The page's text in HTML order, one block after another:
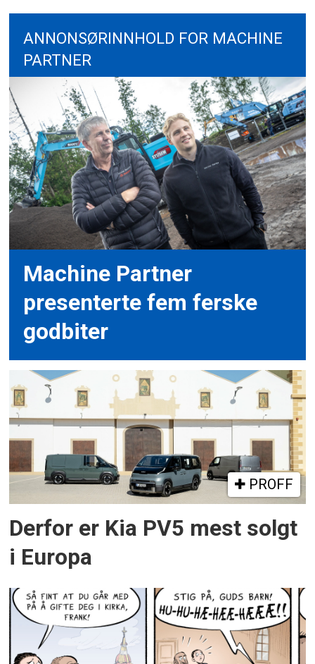
ANNONSØRINNHOLD FOR MACHINE
PARTNER
Machine Partner
presenterte fem ferske
godbiter
PROFF
Derfor er Kia PV5 mest solgt
i Europa